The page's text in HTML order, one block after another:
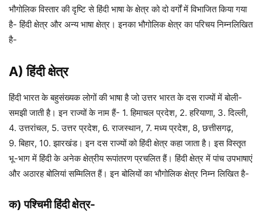
भौगोलिक विस्तार की दृष्टि से हिंदी भाषा के क्षेत्र को दो वर्गों में विभाजित किया गया
है- हिंदी क्षेत्र और अन्य भाषा क्षेत्र। इनका भौगोलिक क्षेत्र का परिचय निम्नलिखित
है-
A) हिंदी क्षेत्र
हिंदी भारत के बहुसंख्यक लोगों की भाषा है जो उत्तर भारत के दस राज्यों में बोली-
समझी जाती है। इन राज्यों के नाम हैं- 1. हिमाचल प्रदेश, 2. हरियाणा, 3. दिल्ली,
4. उत्तरांचल, 5. उत्तर प्रदेश, 6. राजस्थान, 7. मध्य प्रदेश, 8, छत्तीसगढ़,
9. बिहार, 10. झारखंड। इन दस राज्यों को हिंदी क्षेत्र कहा जाता है। इस विस्तृत
भू-भाग में हिंदी के अनेक क्षेत्रीय रूपांतरण प्रचलित हैं। हिंदी क्षेत्र में पांच उपभाषाएं
और अठारह बोलियां सम्मिलित हैं। इन बोलियों का भौगोलिक क्षेत्र निम्न लिखित है-
क) पश्चिमी हिंदी क्षेत्र-